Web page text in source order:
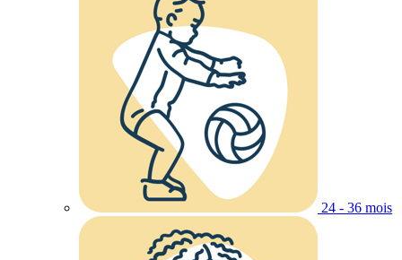
24 - 36 mois